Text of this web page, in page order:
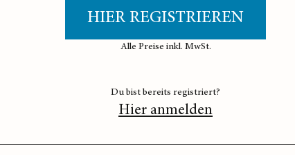
HIER REGISTRIEREN
Alle Preise inkl. MwSt.
Du bist bereits registriert?
Hier anmelden